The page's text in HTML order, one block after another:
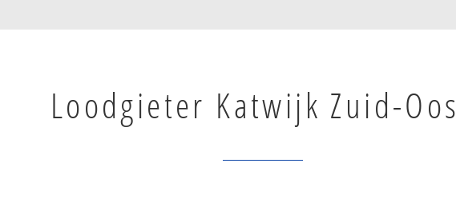
Loodgieter Katwijk Zuid-